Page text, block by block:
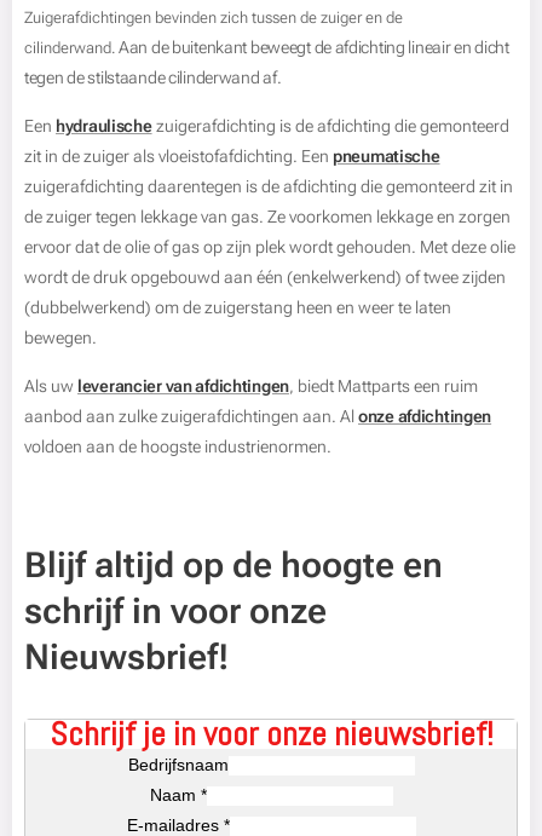
Zuigerafdichtingen bevinden zich tussen de zuiger en de
cilinderwand. Aan de buitenkant beweegt de afdichting lineair en dicht
tegen de stilstaande cilinderwand af.
Een hydraulischezuigerafdichting is de afdichting die gemonteerd
zit in de zuiger als vloeistofafdichting. Een pneumatische
zuigerafdichting daarentegen is de afdichting die gemonteerd zit in
de zuiger tegen lekkage van gas. Ze voorkomen lekkage en zorgen
ervoor dat de olie of gas op zijn plek wordt gehouden. Met deze olie
wordt de druk opgebouwd aan één (enkelwerkend) of twee zijden
(dubbelwerkend) om de zuigerstang heen en weer te laten
bewegen.
Als uw leverancier van afdichtingen, biedt Mattparts een ruim
aanbod aan zulke zuigerafdichtingen aan. Al onze afdichtingen
voldoen aan de hoogste industrienormen.
Blijf altijd op de hoogte en
schrijf in voor onze
Nieuwsbrief!
Schrijf je in voor onze nieuwsbrief!
Bedrijfsnaam
Naam *
E-mailadres *